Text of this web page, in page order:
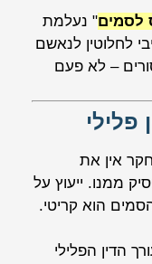
לסמים" נעלמת
לחלוטין לנאשם
– לא פעם
פלילי
אין את
ממנו. ייעוץ על
הוא קריטי.
הדין הפלילי